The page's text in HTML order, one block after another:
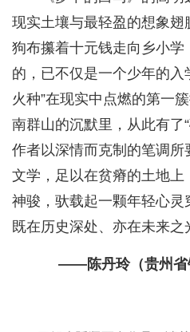
现实土壤与最轻盈的想象
狗布攥着十元钱走向乡小
的，已不仅是一个少年的入
火种”在现实中点燃的第一
南群山的沉默里，从此有了
作者以深情而克制的笔调
文学，足以在贫瘠的土地
神骏，驮载起一颗年轻心
既在历史深处、亦在未来之
——陈丹玲（贵州省